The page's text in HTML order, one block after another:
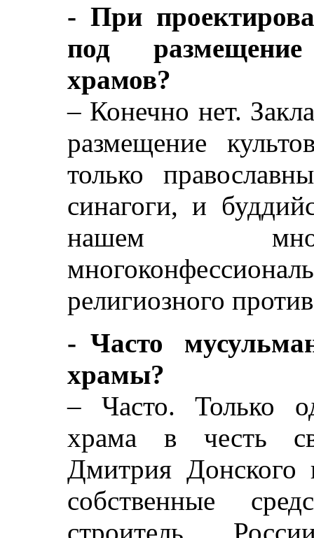
- При
под
храмов?
– Конечно нет.
размещение
только
синагоги, и
нашем
религиозного
- Часто
храмы?
– Часто. Только
храма в честь
Дмитрия
собственные
строитель